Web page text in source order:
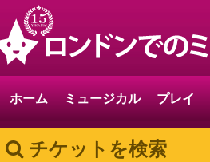
ホーム ミュージカル プレイ
チケットを検索